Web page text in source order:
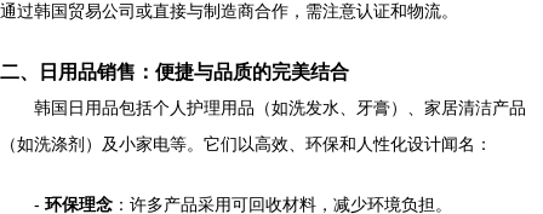
通过韩国贸易公司或直接与制造商合作，需注意认证和物流。
二、日用品销售：便捷与品质的完美结合
韩国日用品包括个人护理用品（如洗发水、牙膏）、家居清洁产品
（如洗涤剂）及小家电等。它们以高效、环保和人性化设计闻名：
- 环保理念 ：许多产品采用可回收材料，减少环境负担。